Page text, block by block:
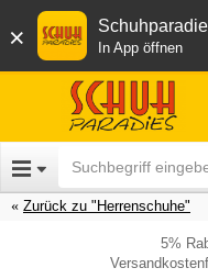
× In App öffnen
Zurück zu "Herrenschuhe"
5%